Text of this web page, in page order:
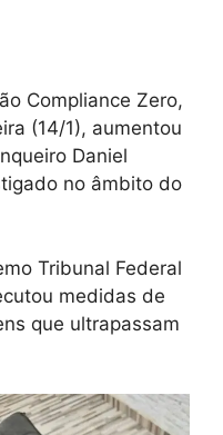
Compliance Zero,
(14/1), aumentou
Daniel
no âmbito do
Tribunal Federal
medidas de
que ultrapassam